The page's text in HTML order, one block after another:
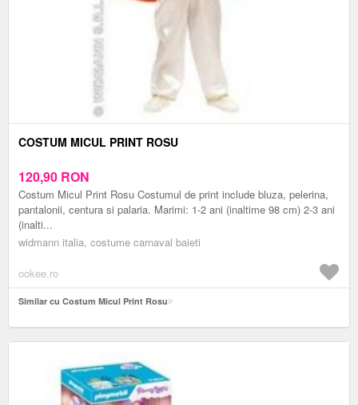
COSTUM MICUL PRINT ROSU
120,90 RON
Costum Micul Print Rosu Costumul de print include bluza, pelerina,
pantalonii, centura si palaria. Marimi: 1-2 ani (inaltime 98 cm) 2-3 ani
(inalti...
widmann italia, costume carnaval baieti
ookee.ro
Similar cu Costum Micul Print Rosu